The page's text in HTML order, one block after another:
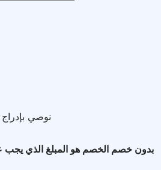
نوصي
بدون خصم الخصم هو المبلغ الذي